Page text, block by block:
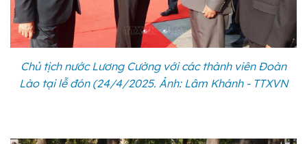
Chủ tịch nước Lương Cường với các thành viên Đoàn
Lào tại lễ đón (24/4/2025. Ảnh: Lâm Khánh - TTXVN